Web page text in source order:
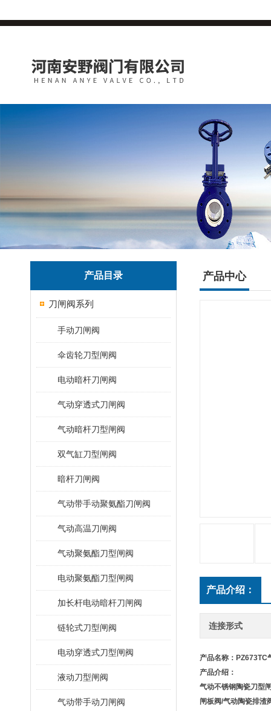
产品目录
刀闸阀系列
手动刀闸阀
伞齿轮刀型闸阀
电动暗杆刀闸阀
气动穿透式刀闸阀
气动暗杆刀型闸阀
双气缸刀型闸阀
暗杆刀闸阀
气动带手动聚氨酯刀闸阀
气动高温刀闸阀
气动聚氨酯刀型闸阀
电动聚氨酯刀型闸阀
加长杆电动暗杆刀闸阀
链轮式刀型闸阀
电动穿透式刀型闸阀
液动刀型闸阀
气动带手动刀闸阀
产品中心
产品介绍：
连接形式
产品名称：PZ673TC
产品介绍：
气动不锈钢陶瓷刀型
闸板阀/气动陶瓷排渣